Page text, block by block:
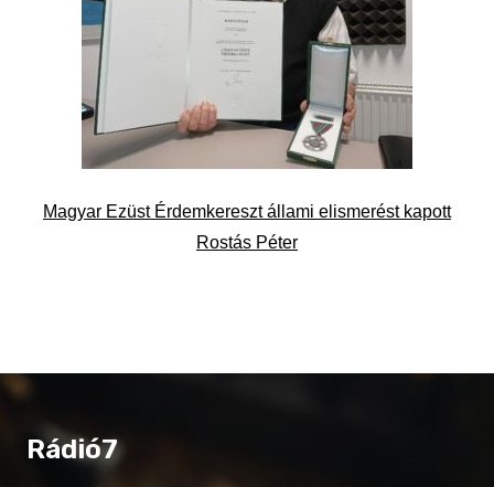
Magyar Ezüst Érdemkereszt állami elismerést kapott
Rostás Péter
Rádió7